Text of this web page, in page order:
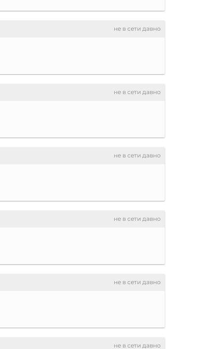
не в сети давно
не в сети давно
не в сети давно
не в сети давно
не в сети давно
не в сети давно